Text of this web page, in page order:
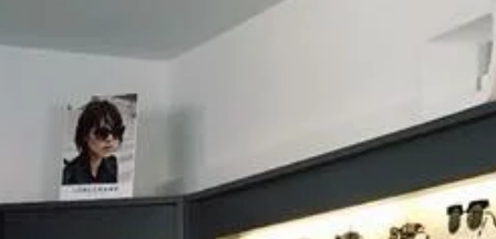
RENDEZ-VOUS
DANS NOTRE
MAGASIN
D’OPTIQUE